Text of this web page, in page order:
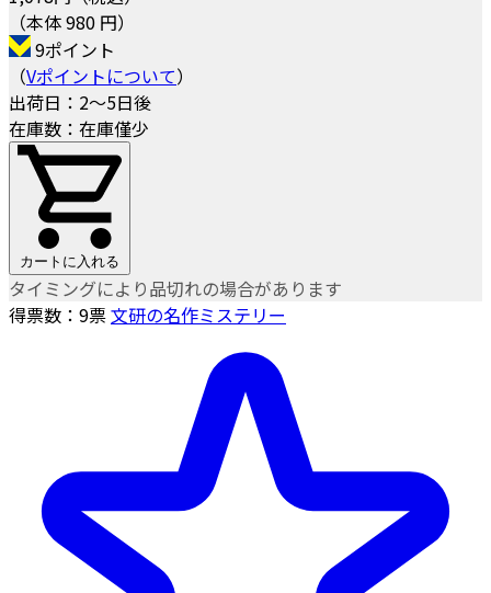
（本体 980 円）
9ポイント
（Vポイントについて）
出荷日：2～5日後
在庫数：在庫僅少
カートに入れる
タイミングにより品切れの場合があります
得票数： 9票文研の名作ミステリー